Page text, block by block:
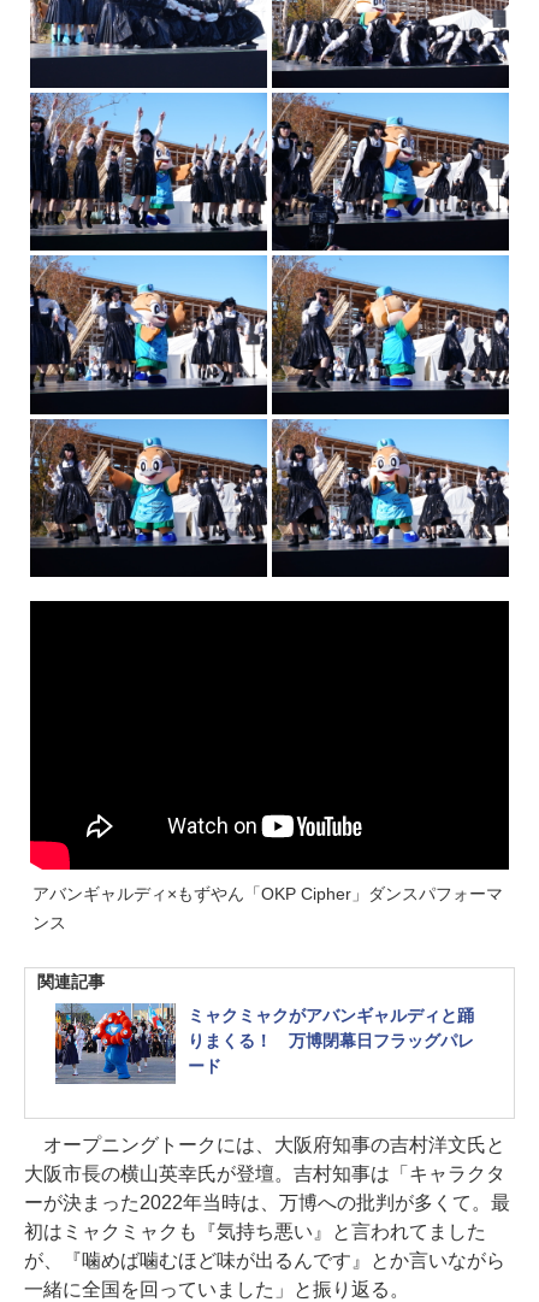
アバンギャルディ×もずやん「OKP Cipher」ダンスパフォーマ
ンス
関連記事
ミャクミャクがアバンギャルディと踊
りまくる！ 万博閉幕日フラッグパレ
ード
オープニングトークには、大阪府知事の吉村洋文氏と
大阪市長の横山英幸氏が登壇。吉村知事は「キャラクタ
ーが決まった2022年当時は、万博への批判が多くて。最
初はミャクミャクも『気持ち悪い』と言われてました
が、『噛めば噛むほど味が出るんです』とか言いながら
一緒に全国を回っていました」と振り返る。